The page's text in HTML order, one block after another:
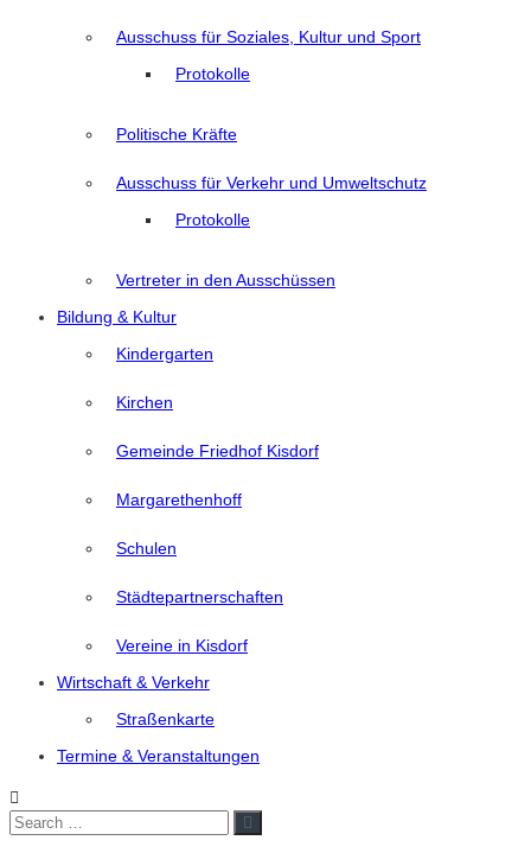
Ausschuss für Soziales, Kultur und Sport
Protokolle
Politische Kräfte
Ausschuss für Verkehr und Umweltschutz
Protokolle
Vertreter in den Ausschüssen
Bildung & Kultur
Kindergarten
Kirchen
Gemeinde Friedhof Kisdorf
Margarethenhoff
Schulen
Städtepartnerschaften
Vereine in Kisdorf
Wirtschaft & Verkehr
Straßenkarte
Termine & Veranstaltungen
Search
Search